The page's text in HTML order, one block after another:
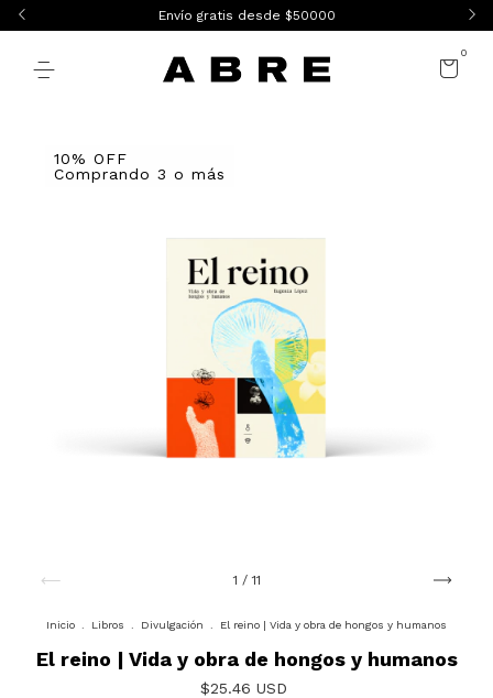
Envío gratis desde $50000
0
10% OFF
Comprando 3 o más
1 /11
Inicio Libros Divulgación El reino | Vida y obra de hongos y humanos
El reino | Vida y obra de hongos y humanos
$25.46 USD